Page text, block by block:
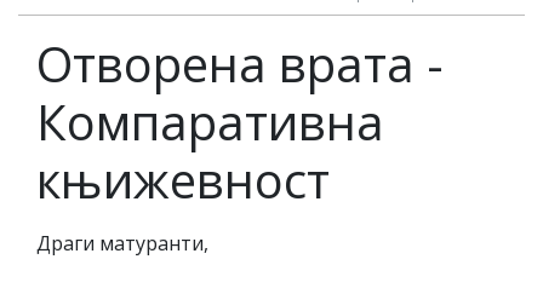
Отворена врата -
Компаративна
књижевност
Драги матуранти,